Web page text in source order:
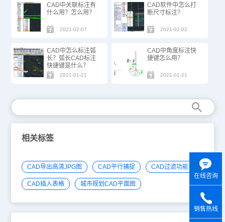
CAD中关联标注有
什么用？怎么用？
2021-02-07
CAD软件中怎么打
断尺寸标注？
2021-02-02
CAD中怎么标注弧
长？弧长CAD标注
快捷键是什么？
2021-01-21
CAD中角度标注快
捷键怎么用？
2021-01-21
相关标签
CAD导出高清JPG图 CAD平行捕捉 CAD过滤功能
CAD插入表格 城市规划CAD平面图
在线咨询
销售热线